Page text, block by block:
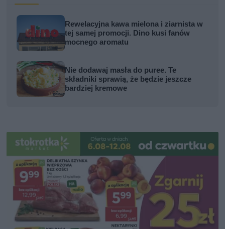
Rewelacyjna kawa mielona i ziarnista w
tej samej promocji. Dino kusi fanów
mocnego aromatu
Nie dodawaj masła do puree. Te
składniki sprawią, że będzie jeszcze
bardziej kremowe